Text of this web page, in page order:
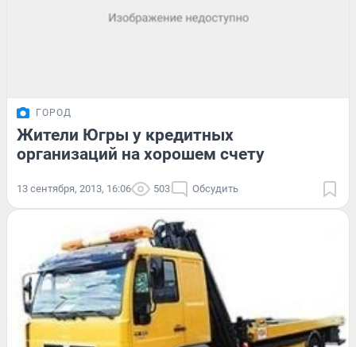
ГОРОД
Жители Югры у кредитных
организаций на хорошем счету
13 сентября, 2013, 16:06 503 Обсудить